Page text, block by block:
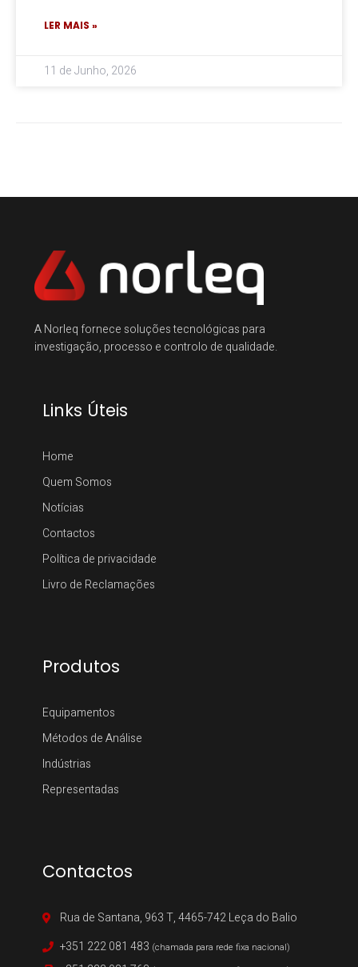
LER MAIS »
11 de Junho, 2026
A Norleq fornece soluções tecnológicas para
investigação, processo e controlo de qualidade.
Links Úteis
Home
Quem Somos
Notícias
Contactos
Política de privacidade
Livro de Reclamações
Produtos
Equipamentos
Métodos de Análise
Indústrias
Representadas
Contactos
Rua de Santana, 963 T, 4465-742 Leça do Balio
+351 222 081 483 (chamada para rede fixa nacional)